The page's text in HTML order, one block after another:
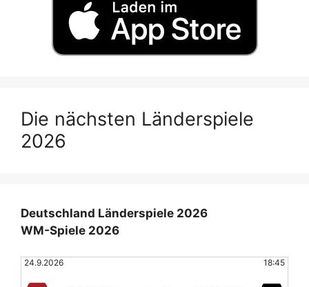
Die nächsten Länderspiele
2026
Deutschland Länderspiele 2026
WM-Spiele 2026
24.9.2026 18:45